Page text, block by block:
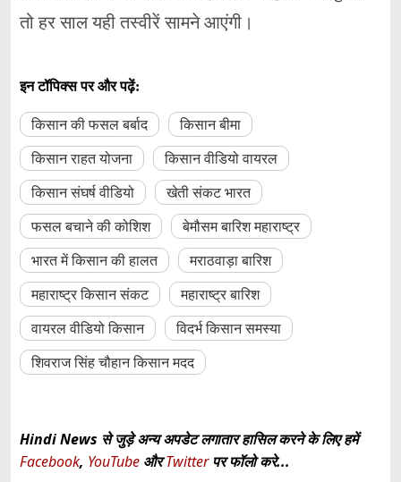
तो हर साल यही तस्वीरें सामने आएंगी।
इन टॉपिक्स पर और पढ़ें:
किसान की फसल बर्बाद
किसान बीमा
किसान राहत योजना
किसान वीडियो वायरल
किसान संघर्ष वीडियो
खेती संकट भारत
फसल बचाने की कोशिश
बेमौसम बारिश महाराष्ट्र
भारत में किसान की हालत
मराठवाड़ा बारिश
महाराष्ट्र किसान संकट
महाराष्ट्र बारिश
वायरल वीडियो किसान
विदर्भ किसान समस्या
शिवराज सिंह चौहान किसान मदद
Hindi News से जुड़े अन्य अपडेट लगातार हासिल करने के लिए हमें
Facebook, YouTube औरTwitterपर फॉलो करे...